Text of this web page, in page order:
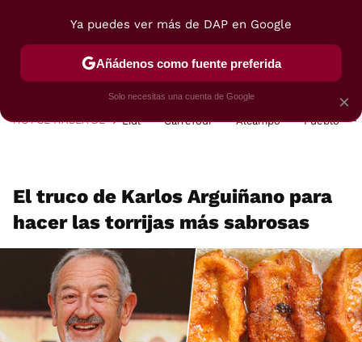
POSTRES VIAJES SELECCIÓN VEGUI
HOY SE HABLA DE Lidl Carrefour Alcampo Pueblo
El truco de Karlos Arguiñano para
hacer las torrijas más sabrosas
×
Ya puedes ver más de DAP en Google
Añádenos como fuente preferida
Solo necesitas una cuenta de Google